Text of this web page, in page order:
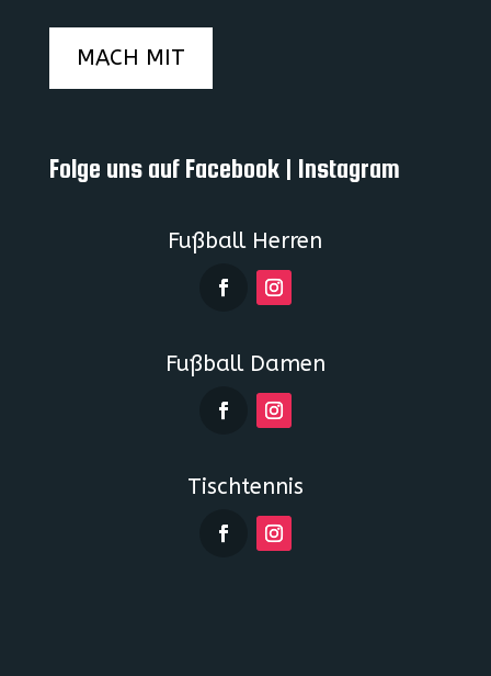
MACH MIT
Folge uns auf Facebook | Instagram
Fußball Herren
Fußball Damen
Tischtennis